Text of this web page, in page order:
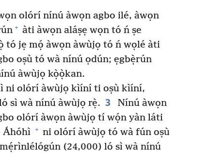
olórí nínú àwọn agbo ilé, àwọn
+ àti àwọn aláṣẹ wọn tó ń ṣe
tó jẹ mọ́ àwọn àwùjọ tó ń wọlé àti
oṣù tó wà nínú ọdún; ẹgbẹ̀rún
àwùjọ kọ̀ọ̀kan.
ni olórí àwùjọ kìíní ti oṣù kìíní,
sì wà nínú àwùjọ rẹ̀. 3
Nínú àwọn
olórí àwọn àwùjọ tí wọ́n yàn láti
Áhóhì + ni olórí àwùjọ tó wà fún oṣù
(24,000) ló sì wà nínú